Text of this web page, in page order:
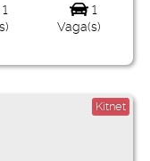
1
1
Vaga(s)
Kitnet